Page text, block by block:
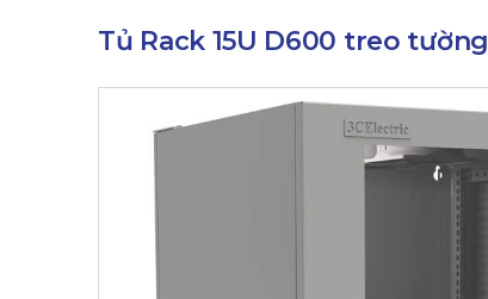
Tủ Rack 15U D600 treo tường